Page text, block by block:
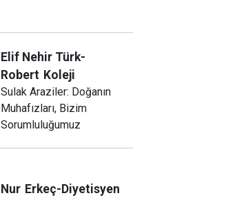
Elif Nehir Türk-
Robert Koleji
Sulak Araziler: Doğanın
Muhafızları, Bizim
Sorumluluğumuz
Nur Erkeç-Diyetisyen